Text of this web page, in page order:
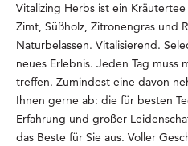
Vitalizing Herbs ist ein
Zimt, Süßholz, Zitronengras und
Naturbelassen. Vitalisierend.
neues Erlebnis. Jeden Tag muss
treffen. Zumindest eine davon
Ihnen gerne ab: die für besten
Erfahrung und großer
das Beste für Sie aus. Voller